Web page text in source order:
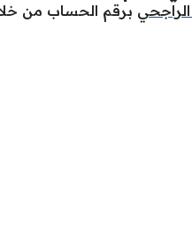
الراجحي برقم الحساب من